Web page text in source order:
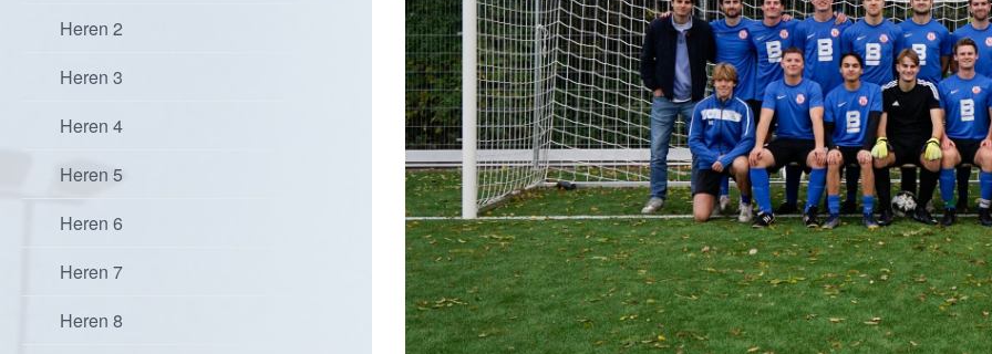
Heren 2
Heren 3
Heren 4
Heren 5
Heren 6
Heren 7
Heren 8